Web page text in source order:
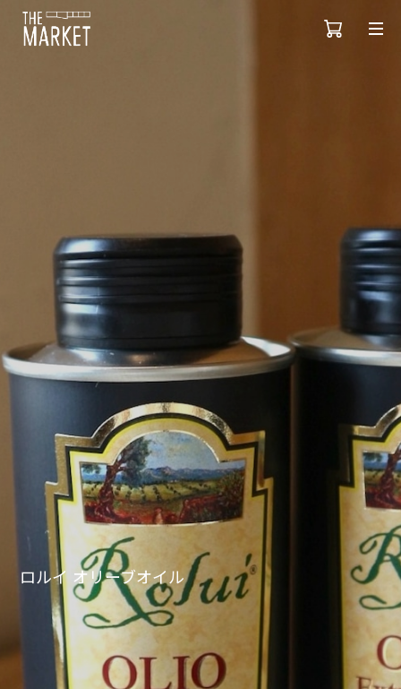
ロルイ オリーブオイル